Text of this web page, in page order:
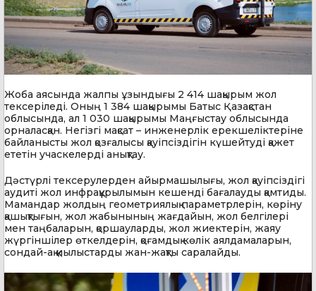
Жоба аясында жалпы ұзындығы 2 414 шақырым жол
тексеріледі. Оның 1 384 шақырымы Батыс Қазақстан
облысында, ал 1 030 шақырымы Маңғыстау облысында
орналасқан. Негізгі мақсат – инженерлік ерекшеліктеріне
байланысты жол қозғалысы қауіпсіздігін күшейтуді қажет
ететін учаскелерді анықтау.
Дәстүрлі тексерулерден айырмашылығы, жол қауіпсіздігі
аудиті жол инфрақұрылымын кешенді бағалауды қамтиды.
Мамандар жолдың геометриялық параметрлерін, көріну
қашықтығын, жол жабынының жағдайын, жол белгілері
мен таңбаларын, қоршауларды, жол жиектерін, жаяу
жүргіншілер өткелдерін, қоғамдық көлік аялдамаларын,
сондай-ақ қиылыстарды жан-жақты саралайды.